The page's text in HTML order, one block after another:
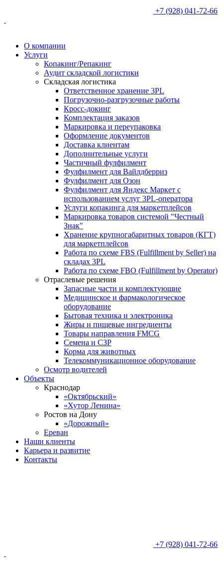
+7 (928) 041-72-66
О компании
Услуги
Копакинг/Репакинг
Аудит складской логистики
Складская логистика
Ответственное хранение 3PL
Погрузочно-разгрузочные работы
Кросс-докинг
Комплектация заказов
Маркировка и переупаковка
Оформление документов
Доставка клиентам
Дополнительные услуги
Частичный фулфилмент
Фулфилмент для Вайлдберриз
Фулфилмент для Озон
Фулфилмент для Яндекс Маркет с
использованием услуг 3PL-оператора
Услуги копакинга для маркетплейсов
Маркировка товаров системой "Честный
Знак"
Хранение крупногабаритных товаров (КГТ)
для маркетплейсов
Работа по схеме FBS (Fulfillment by Seller) на
складах 3PL
Работа по схеме FBO (Fulfillment by Operator)
Отраслевые решения
Запасные части и комплектующие
Медицинское и фармакологическое
оборудование
Бытовая техника и электроника
Жиры и пищевые ингредиенты
Товары направления FMCG
Семена и СЗР
Корма для животных
Телекоммуникационное оборудование
Осмотр водителей
Объекты
Краснодар
«Октябрьский»
«Хутор Ленина»
Ростов на Дону
«Дорожный»
Ереван
Наши клиенты
Карьера и развитие
Контакты
+7 (928) 041-72-66